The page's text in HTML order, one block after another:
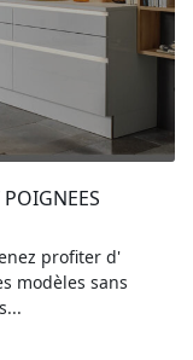
POIGNEES
profiter d'
modèles sans